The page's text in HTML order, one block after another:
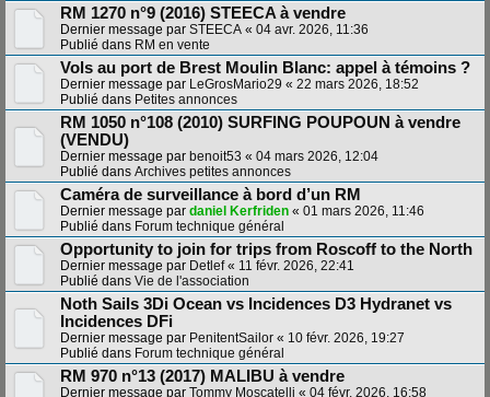
RM 1270 n°9 (2016) STEECA à vendre
Dernier message par STEECA « 04 avr. 2026, 11:36
Publié dans RM en vente
Vols au port de Brest Moulin Blanc: appel à témoins ?
Dernier message par LeGrosMario29 « 22 mars 2026, 18:52
Publié dans Petites annonces
RM 1050 n°108 (2010) SURFING POUPOUN à vendre
(VENDU)
Dernier message par benoit53 « 04 mars 2026, 12:04
Publié dans Archives petites annonces
Caméra de surveillance à bord d’un RM
Dernier message par daniel Kerfriden « 01 mars 2026, 11:46
Publié dans Forum technique général
Opportunity to join for trips from Roscoff to the North
Dernier message par Detlef« 11 févr. 2026, 22:41
Publié dans Vie de l'association
Noth Sails 3Di Ocean vs Incidences D3 Hydranet vs
Incidences DFi
Dernier message par PenitentSailor « 10 févr. 2026, 19:27
Publié dans Forum technique général
RM 970 n°13 (2017) MALIBU à vendre
Dernier message par Tommy Moscatelli « 04 févr. 2026, 16:58